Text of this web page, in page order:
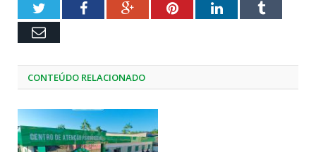
TwitterFacebookGoogle+PinterestLinkedInTumblr
Email
CONTEÚDO RELACIONADO